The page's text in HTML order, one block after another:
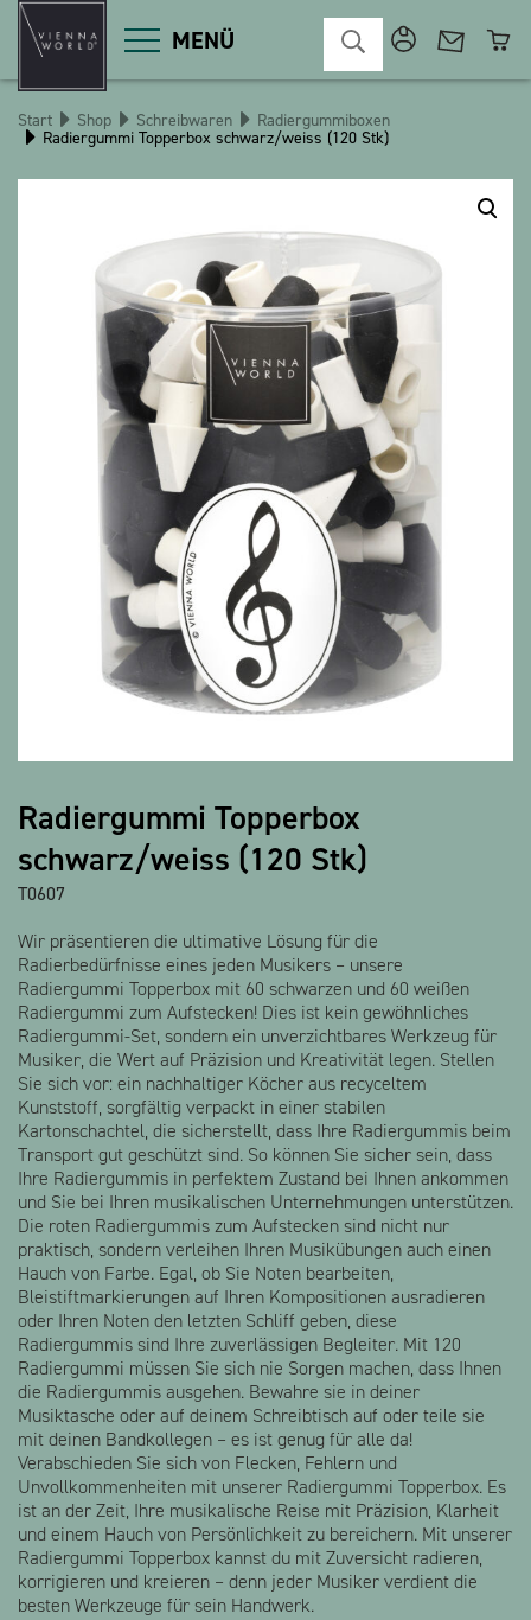
MENÜ
Produktgruppen
Küche
Magnete
Schlüsselanhänger
Schreibwaren
Spiele / Kinder
Textilien
Weihnachten
Stringlies
Alle Produkte anzeigen
Start Shop Schreibwaren Radiergummiboxen
Radiergummi Topperbox schwarz/weiss (120 Stk)
Radiergummi Topperbox
schwarz/weiss (120 Stk)
T0607
Wir präsentieren die ultimative Lösung für die
Radierbedürfnisse eines jeden Musikers – unsere
Radiergummi Topperbox mit 60 schwarzen und 60 weißen
Radiergummi zum Aufstecken! Dies ist kein gewöhnliches
Radiergummi-Set, sondern ein unverzichtbares Werkzeug für
Musiker, die Wert auf Präzision und Kreativität legen. Stellen
Sie sich vor: ein nachhaltiger Köcher aus recyceltem
Kunststoff, sorgfältig verpackt in einer stabilen
Kartonschachtel, die sicherstellt, dass Ihre Radiergummis beim
Transport gut geschützt sind. So können Sie sicher sein, dass
Ihre Radiergummis in perfektem Zustand bei Ihnen ankommen
und Sie bei Ihren musikalischen Unternehmungen unterstützen.
Die roten Radiergummis zum Aufstecken sind nicht nur
praktisch, sondern verleihen Ihren Musikübungen auch einen
Hauch von Farbe. Egal, ob Sie Noten bearbeiten,
Bleistiftmarkierungen auf Ihren Kompositionen ausradieren
oder Ihren Noten den letzten Schliff geben, diese
Radiergummis sind Ihre zuverlässigen Begleiter. Mit 120
Radiergummi müssen Sie sich nie Sorgen machen, dass Ihnen
die Radiergummis ausgehen. Bewahre sie in deiner
Musiktasche oder auf deinem Schreibtisch auf oder teile sie
mit deinen Bandkollegen – es ist genug für alle da!
Verabschieden Sie sich von Flecken, Fehlern und
Unvollkommenheiten mit unserer Radiergummi Topperbox. Es
ist an der Zeit, Ihre musikalische Reise mit Präzision, Klarheit
und einem Hauch von Persönlichkeit zu bereichern. Mit unserer
Radiergummi Topperbox kannst du mit Zuversicht radieren,
korrigieren und kreieren – denn jeder Musiker verdient die
besten Werkzeuge für sein Handwerk.